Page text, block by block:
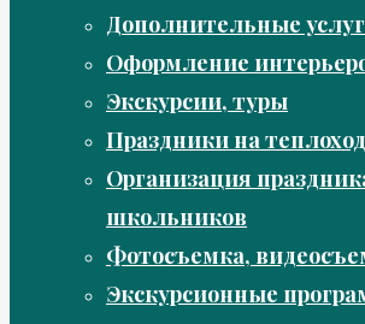
Дополнительные
Оформление
Экскурсии, туры
Праздники на
Организация
школьников
Фотосъемка,
Экскурсионные